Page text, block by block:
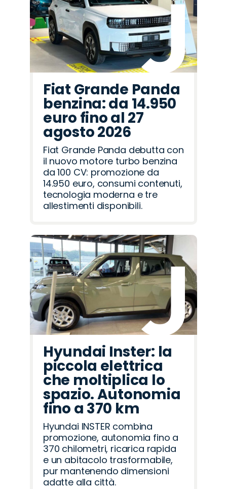
Fiat Grande Panda
benzina: da 14.950
euro fino al 27
agosto 2026
Fiat Grande Panda debutta con
il nuovo motore turbo benzina
da 100 CV: promozione da
14.950 euro, consumi contenuti,
tecnologia moderna e tre
allestimenti disponibili.
Hyundai Inster: la
piccola elettrica
che moltiplica lo
spazio. Autonomia
fino a 370 km
Hyundai INSTER combina
promozione, autonomia fino a
370 chilometri, ricarica rapida
e un abitacolo trasformabile,
pur mantenendo dimensioni
adatte alla città.